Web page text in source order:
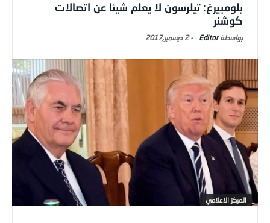
بلومبيرغ: تيلرسون لا يعلم شيئا عن اتصالات
كوشنر
Editor
-2 ديسمبر,2017
المركز الاعلامي